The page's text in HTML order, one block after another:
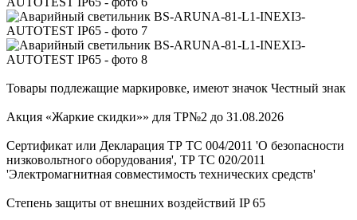
Товары подлежащие маркировке, имеют значок Честный знак
Акция «Жаркие скидки»» для ТР№2 до 31.08.2026
Сертификат или Декларация ТР ТС 004/2011 'О безопасности
низковольтного оборудования', ТР ТС 020/2011
'Электромагнитная совместимость технических средств'
Степень защиты от внешних воздействий IP 65